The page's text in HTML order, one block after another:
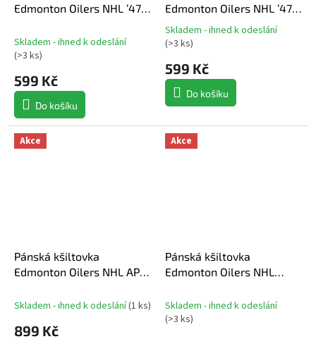
Edmonton Oilers NHL ’47
Skladem - ihned k odeslání
(>3 ks)
599 Kč
Do košíku
Edmonton Oilers NHL ’47
MVP
Průměrné
hodnocení
produktu
je
4,0
z
hvězdiček.
Skladem - ihned k odeslání
(>3 ks)
599 Kč
Do košíku
Akce
Pánská kšiltovka
Edmonton Oilers NHL AP
Adj. Snapbuckle
Skladem - ihned k odeslání(1 ks)
899 Kč
Akce
Pánská kšiltovka
Edmonton Oilers NHL
Adjustable Cap
Skladem - ihned k odeslání
(>3 ks)